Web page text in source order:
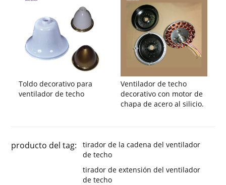
Toldo decorativo para
ventilador de techo
Ventilador de techo
decorativo con motor de
chapa de acero al silicio.
producto del tag:
tirador de la cadena del ventilador
de techo
tirador de extensión del ventilador
de techo